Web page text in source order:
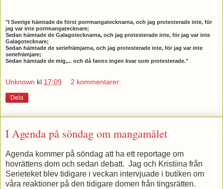
"I Sverige hämtade de först porrmangatecknarna, och jag protesterade inte, för
jag var inte porrmangatecknare;
Sedan hämtade de Galagotecknarna, och jag protesterade inte, för jag var inte
Galagotecknare;
Sedan hämtade de seriefrämjarna, och jag protesterade inte, för jag var inte
seriefrämjare;
Sedan hämtade de mig,... och då fanns ingen kvar som protesterade."
Unknown kl 17:09 2 kommentarer:
Dela
I Agenda på söndag om mangamålet
Agenda kommer på söndag att ha ett reportage om
hovrättens dom och sedan debatt. Jag och Kristiina från
Serieteket blev tidigare i veckan intervjuade i butiken om
våra reaktioner på den tidigare domen från tingsrätten.